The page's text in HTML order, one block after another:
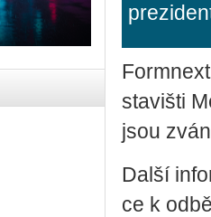
sta­viš­ti
jsou
Další
ce k